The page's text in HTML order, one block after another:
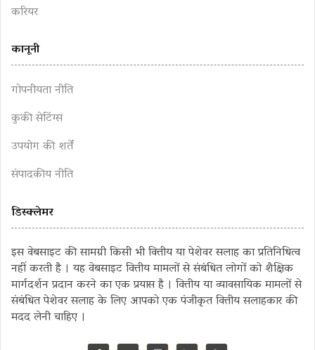
करियर
कानूनी
गोपनीयता नीति
कुकी सेटिंग्स
उपयोग की शर्तें
संपादकीय नीति
डिस्क्लेमर
इस वेबसाइट की सामग्री किसी भी वित्तीय या पेशेवर सलाह का प्रतिनिधित्व
नहीं करती है । यह वेबसाइट वित्तीय मामलों से संबंधित लोगों को शैक्षिक
मार्गदर्शन प्रदान करने का एक प्रयास है । वित्तीय या व्यावसायिक मामलों से
संबंधित पेशेवर सलाह के लिए आपको एक पंजीकृत वित्तीय सलाहकार की
मदद लेनी चाहिए ।